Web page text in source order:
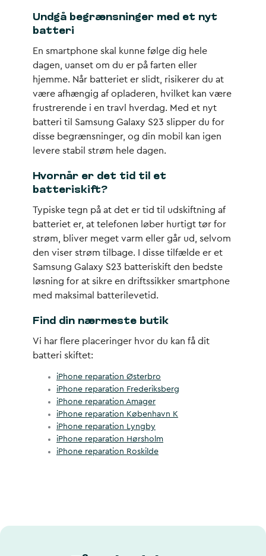
Undgå begrænsninger med et nyt
batteri
En smartphone skal kunne følge dig hele
dagen, uanset om du er på farten eller
hjemme. Når batteriet er slidt, risikerer du at
være afhængig af opladeren, hvilket kan være
frustrerende i en travl hverdag. Med et nyt
batteri til Samsung Galaxy S23 slipper du for
disse begrænsninger, og din mobil kan igen
levere stabil strøm hele dagen.
Hvornår er det tid til et
batteriskift?
Typiske tegn på at det er tid til udskiftning af
batteriet er, at telefonen løber hurtigt tør for
strøm, bliver meget varm eller går ud, selvom
den viser strøm tilbage. I disse tilfælde er et
Samsung Galaxy S23 batteriskift den bedste
løsning for at sikre en driftssikker smartphone
med maksimal batterilevetid.
Find din nærmeste butik
Vi har flere placeringer hvor du kan få dit
batteri skiftet:
iPhone reparation Østerbro
iPhone reparation Frederiksberg
iPhone reparation Amager
iPhone reparation København K
iPhone reparation Lyngby
iPhone reparation Hørsholm
iPhone reparation Roskilde